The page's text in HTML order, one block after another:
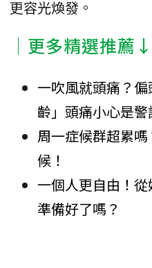
更容光煥發。
│更多精選推
一吹風就頭痛？
齡」頭痛小心是警
周一症候群超累
候！
一個人更自由！
準備好了嗎？